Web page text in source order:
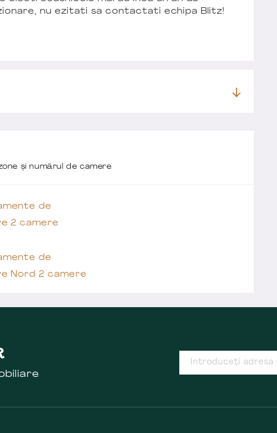
nu ezitati sa contactati echipa Blitz!
și numărul de camere
de
2 camere
de
Nord 2 camere